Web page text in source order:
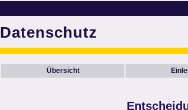
Datenschutz
Übersicht